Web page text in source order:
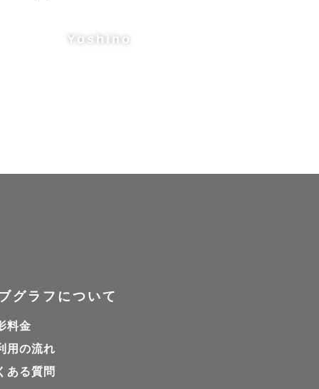
緒に過
います
す。お気
Yoshino
グラフについて
料金
用の流れ
ある質問